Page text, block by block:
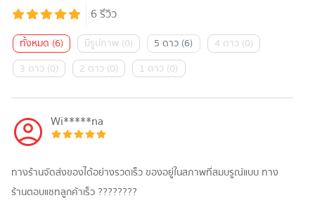
6รีวิว
ทั้งหมด (6) มีรูปภาพ (0) 5 ดาว (6) 4 ดาว (0)
3 ดาว (0) 2 ดาว (0) 1 ดาว (0)
Wi*****na
ทางร้านจัดส่งของได้อย่างรวดเร็ว ของอยู่ในสภาพที่สมบรูณ์แบบ ทาง
ร้านตอบแชทลูกค้าเร็ว ????????